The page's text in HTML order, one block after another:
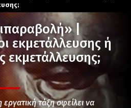
|
εκμετάλλευσης ή
εκμετάλλευσης;
τάξη οφείλει να